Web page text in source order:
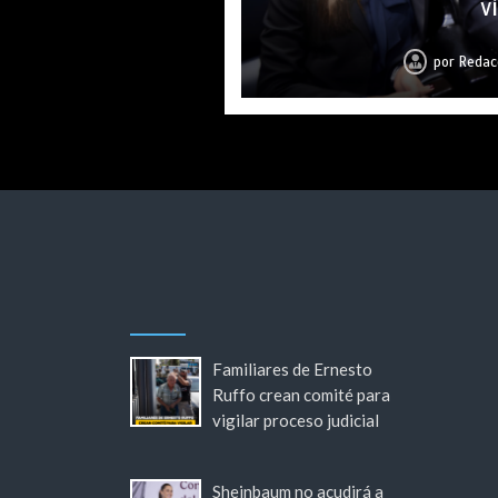
por
por
por
por
por
por
por
Familiares de Ernesto
Ruffo crean comité para
vigilar proceso judicial
Sheinbaum no acudirá a